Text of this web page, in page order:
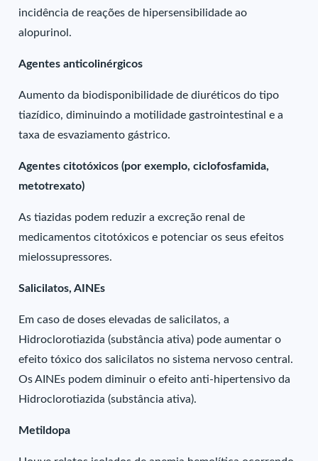
incidência de reações de hipersensibilidade ao
alopurinol.
Agentes anticolinérgicos
Aumento da biodisponibilidade de diuréticos do tipo
tiazídico, diminuindo a motilidade gastrointestinal e a
taxa de esvaziamento gástrico.
Agentes citotóxicos (por exemplo, ciclofosfamida,
metotrexato)
As tiazidas podem reduzir a excreção renal de
medicamentos citotóxicos e potenciar os seus efeitos
mielossupressores.
Salicilatos, AINEs
Em caso de doses elevadas de salicilatos, a
Hidroclorotiazida (substância ativa) pode aumentar o
efeito tóxico dos salicilatos no sistema nervoso central.
Os AINEs podem diminuir o efeito anti-hipertensivo da
Hidroclorotiazida (substância ativa).
Metildopa